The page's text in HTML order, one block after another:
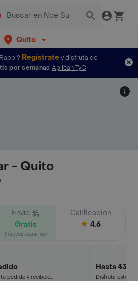
Quito
Regístratey disfruta de
por semanas Aplican TyC
- Quito
Envío
Gratis
(nuevos usuarios)
Calificación
4.6
pedido y recíbelo
Hasta 43%
Disfruta este